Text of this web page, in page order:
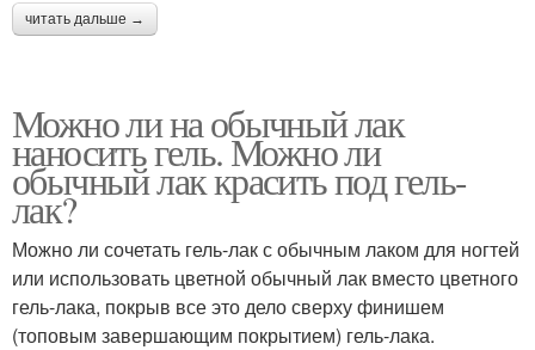
читать дальше →
Можно ли на обычный лак
наносить гель. Можно ли
обычный лак красить под гель-
лак?
Можно ли сочетать гель-лак с обычным лаком для ногтей
или использовать цветной обычный лак вместо цветного
гель-лака, покрыв все это дело сверху финишем
(топовым завершающим покрытием) гель-лака.